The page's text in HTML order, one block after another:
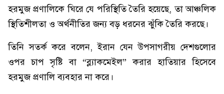
হরমুজ প্রণালিকে ঘিরে যে পরিস্থিতি তৈরি হয়েছে, তা আঞ্চলিক
স্থিতিশীলতা ও অর্থনীতির জন্য বড় ধরনের ঝুঁকি তৈরি করছে।
তিনি সতর্ক করে বলেন, ইরান যেন উপসাগরীয় দেশগুলোর
ওপর চাপ সৃষ্টি বা “ব্ল্যাকমেইল” করার হাতিয়ার হিসেবে
হরমুজ প্রণালি ব্যবহার না করে।